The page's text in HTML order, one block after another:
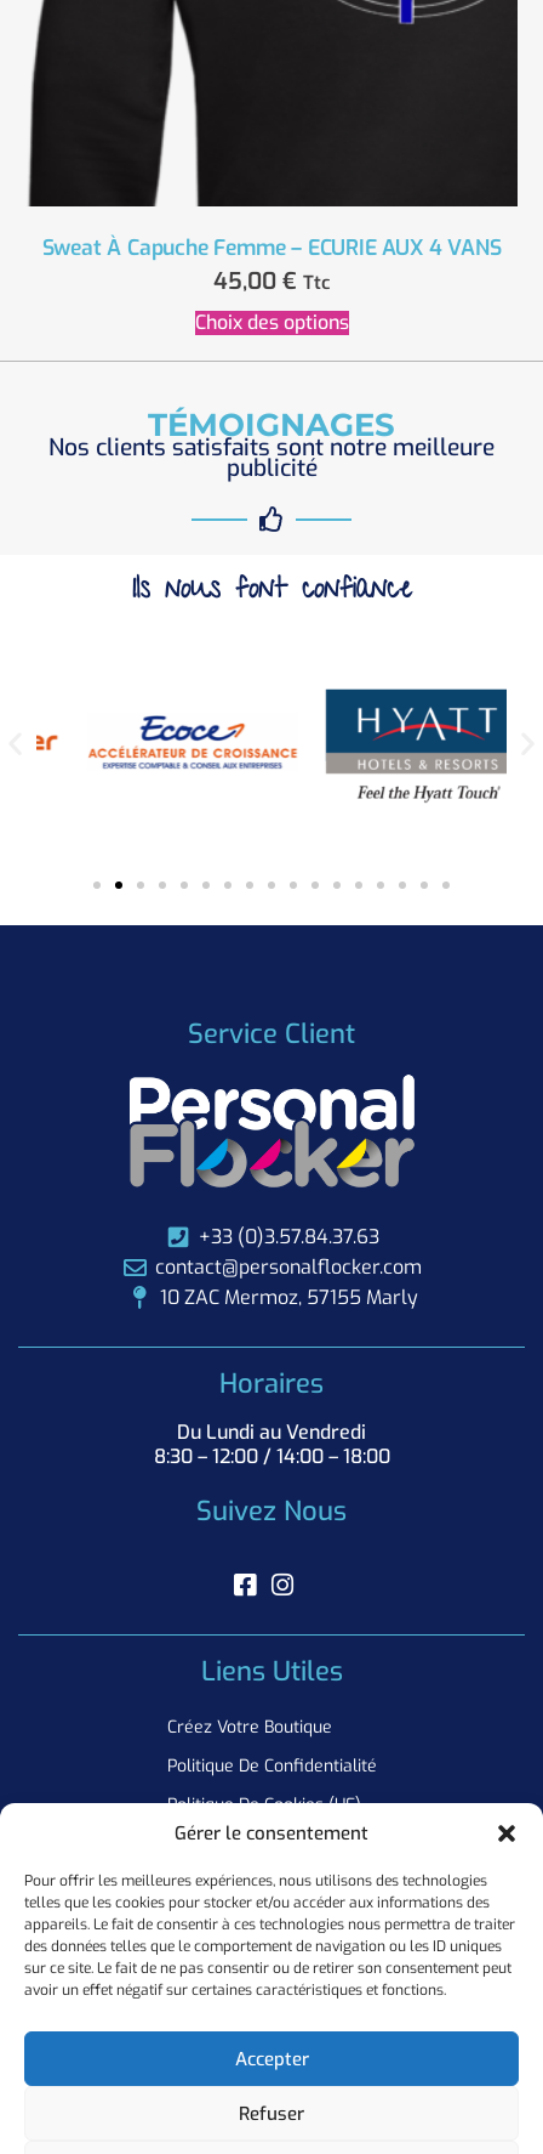
Gérer le consentement
Pour offrir les meilleures expériences, nous utilisons des technologies
telles que les cookies pour stocker et/ou accéder aux informations des
appareils. Le fait de consentir à ces technologies nous permettra de traiter
des données telles que le comportement de navigation ou les ID uniques
sur ce site. Le fait de ne pas consentir ou de retirer son consentement peut
avoir un effet négatif sur certaines caractéristiques et fonctions.
Accepter
Refuser
Sweat À Capuche Femme – ECURIE AUX 4 VANS
45,00 € Ttc
Choix des options
TÉMOIGNAGES
Nos clients satisfaits sont notre meilleure
publicité
Ils nous font confiance
Service Client
+33 (0)3.57.84.37.63
contact@personalflocker.com
10 ZAC Mermoz, 57155 Marly
Horaires
Du Lundi au Vendredi
8:30 – 12:00 / 14:00 – 18:00
Suivez Nous
Liens Utiles
Créez Votre Boutique
Politique De Confidentialité
Politique De Cookies (UE)
Newsletter
Inscrivez Vous A Notre Newsletter Pour Ne Manquer Aucune De
Nos Offres
Ok